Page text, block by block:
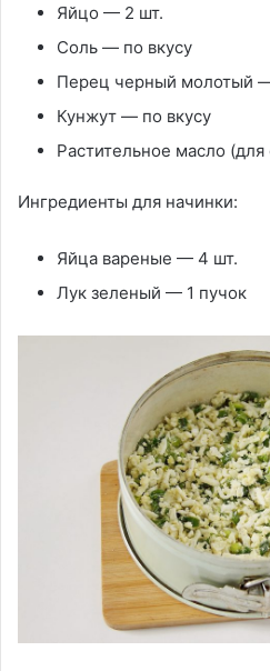
Яйцо — 2 шт.
Соль — по вкусу
Перец черный молотый
Кунжут — по вкусу
Растительное масло
Ингредиенты для начинки:
Яйца вареные — 4 шт.
Лук зеленый — 1 пучок